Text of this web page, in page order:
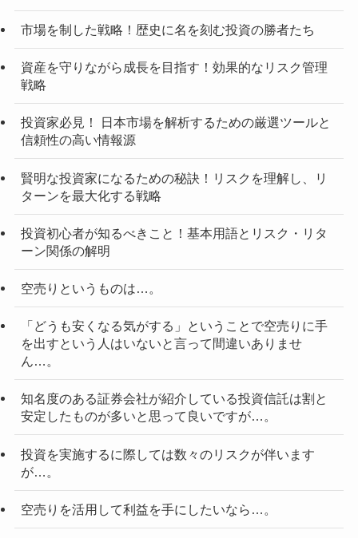
市場を制した戦略！歴史に名を刻む投資の勝者たち
資産を守りながら成長を目指す！効果的なリスク管理
戦略
投資家必見！ 日本市場を解析するための厳選ツールと
信頼性の高い情報源
賢明な投資家になるための秘訣！リスクを理解し、リ
ターンを最大化する戦略
投資初心者が知るべきこと！基本用語とリスク・リタ
ーン関係の解明
空売りというものは…。
「どうも安くなる気がする」ということで空売りに手
を出すという人はいないと言って間違いありませ
ん…。
知名度のある証券会社が紹介している投資信託は割と
安定したものが多いと思って良いですが…。
投資を実施するに際しては数々のリスクが伴います
が…。
空売りを活用して利益を手にしたいなら…。